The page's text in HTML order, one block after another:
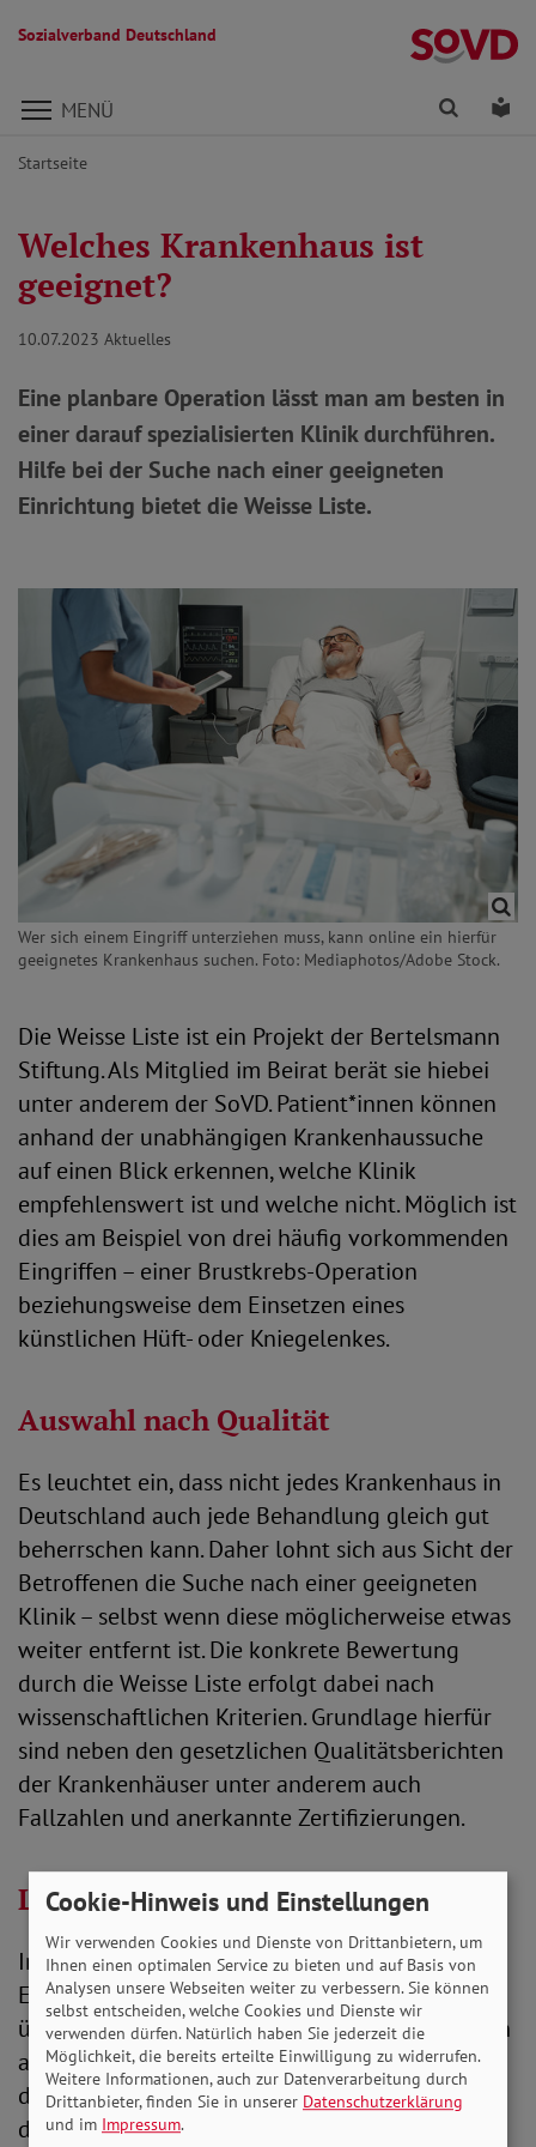
Sozialverband Deutschland
Direkt zu den Inhalten springen
MENÜ Finden
Startseite
Welches Krankenhaus ist
geeignet?
10.07.2023 Aktuelles
Eine planbare Operation lässt man am besten in
einer darauf spezialisierten Klinik durchführen.
Hilfe bei der Suche nach einer geeigneten
Einrichtung bietet die Weisse Liste.
Wer sich einem Eingriff unterziehen muss, kann online ein hierfür
geeignetes Krankenhaus suchen. Foto: Mediaphotos/Adobe Stock.
Die Weisse Liste ist ein Projekt der Bertelsmann
Stiftung. Als Mitglied im Beirat berät sie hiebei
unter anderem der SoVD. Patient*innen können
anhand der unabhängigen Krankenhaussuche
auf einen Blick erkennen, welche Klinik
empfehlenswert ist und welche nicht. Möglich ist
dies am Beispiel von drei häufig vorkommenden
Eingriffen – einer Brustkrebs-Operation
beziehungsweise dem Einsetzen eines
künstlichen Hüft- oder Kniegelenkes.
Auswahl nach Qualität
Es leuchtet ein, dass nicht jedes Krankenhaus in
Deutschland auch jede Behandlung gleich gut
beherrschen kann. Daher lohnt sich aus Sicht der
Betroffenen die Suche nach einer geeigneten
Klinik – selbst wenn diese möglicherweise etwas
weiter entfernt ist. Die konkrete Bewertung
durch die Weisse Liste erfolgt dabei nach
wissenschaftlichen Kriterien. Grundlage hierfür
sind neben den gesetzlichen Qualitätsberichten
der Krankenhäuser unter anderem auch
Fallzahlen und anerkannte Zertifizierungen.
Lohnender Vergleich
Im Sinne der Vergleichbarkeit werden die
Einrichtungen in Kategorien von unter- bis
überdurchschnittlich eingestuft. Das bezieht sich
aber stets nur auf die jeweilige Behandlung. Für
diese vergibt die Weisse Liste symbolisch bis zu
drei Sterne. Gleichwertig verrechnet das Portal
Cookie-Hinweis und Einstellungen
Wir verwenden Cookies und Dienste von Drittanbietern, um
Ihnen einen optimalen Service zu bieten und auf Basis von
Analysen unsere Webseiten weiter zu verbessern. Sie können
selbst entscheiden, welche Cookies und Dienste wir
verwenden dürfen. Natürlich haben Sie jederzeit die
Möglichkeit, die bereits erteilte Einwilligung zu widerrufen.
Weitere Informationen, auch zur Datenverarbeitung durch
Drittanbieter, finden Sie in unserer Datenschutzerklärung
und im Impressum.